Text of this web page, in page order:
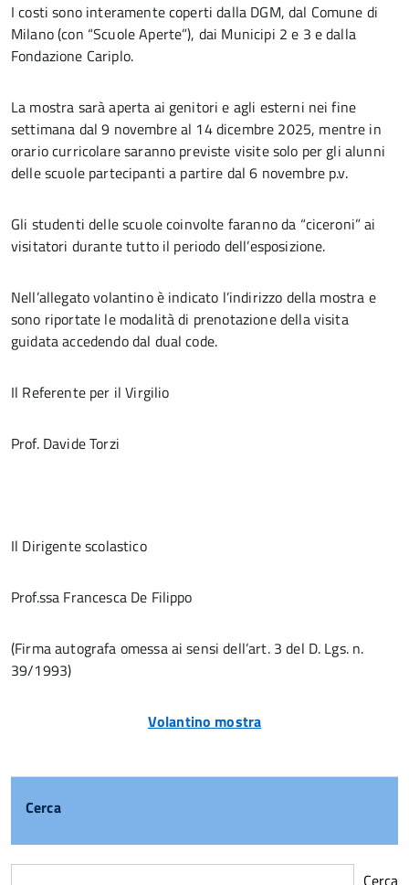
I costi sono interamente coperti dalla DGM, dal Comune di
Milano (con “Scuole Aperte”), dai Municipi 2 e 3 e dalla
Fondazione Cariplo.
La mostra sarà aperta ai genitori e agli esterni nei fine
settimana dal 9 novembre al 14 dicembre 2025, mentre in
orario curricolare saranno previste visite solo per gli alunni
delle scuole partecipanti a partire dal 6 novembre p.v.
Gli studenti delle scuole coinvolte faranno da “ciceroni” ai
visitatori durante tutto il periodo dell’esposizione.
Nell’allegato volantino è indicato l’indirizzo della mostra e
sono riportate le modalità di prenotazione della visita
guidata accedendo dal dual code.
Il Referente per il Virgilio
Prof. Davide Torzi
Il Dirigente scolastico
Prof.ssa Francesca De Filippo
(Firma autografa omessa ai sensi dell’art. 3 del D. Lgs. n.
39/1993)
Volantino mostra
Cerca
Cerca